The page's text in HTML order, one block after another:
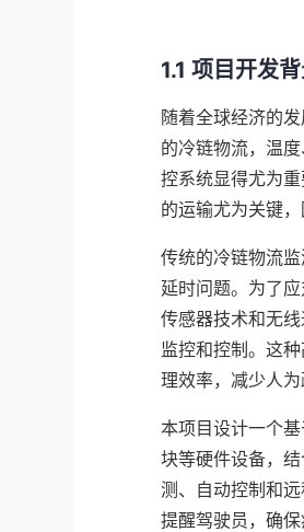
1.1 项目开发
随着全球经济的
的冷链物流，温
控系统显得尤为
的运输尤为关键
传统的冷链物流
延时问题。为了
传感器技术和无
监控和控制。这
理效率，减少人为
本项目设计一个
块等硬件设备，
测、自动控制和
提醒驾驶员，确